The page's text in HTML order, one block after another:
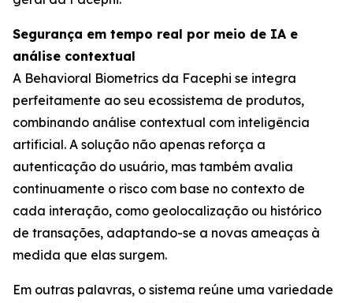
Segurança em tempo real por meio de IA e
análise contextual
A Behavioral Biometrics da Facephi se integra
perfeitamente ao seu ecossistema de produtos,
combinando análise contextual com inteligência
artificial. A solução não apenas reforça a
autenticação do usuário, mas também avalia
continuamente o risco com base no contexto de
cada interação, como geolocalização ou histórico
de transações, adaptando-se a novas ameaças à
medida que elas surgem.
Em outras palavras, o sistema reúne uma variedade